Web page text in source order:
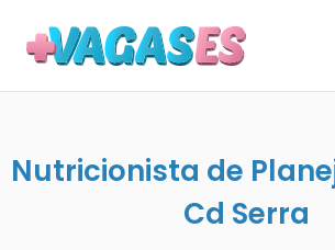
Nutricionista de
Cd Serra